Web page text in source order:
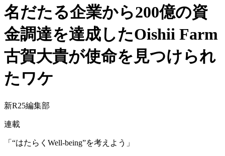
名だたる企業から200億の資
金調達を達成したOishii Farm
古賀大貴が使命を見つけられ
たワケ
新R25編集部
連載
「“はたらくWell-being”を考えよう」